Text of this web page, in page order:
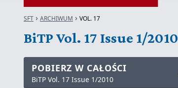
SFT ARCHIWUM VOL. 17
BiTP Vol. 17 Issue 1/2010
POBIERZ W CAŁOŚCI
BiTP Vol. 17 Issue 1/2010